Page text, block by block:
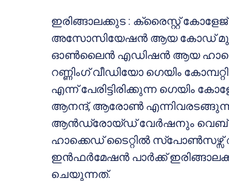
ഇരിങ്ങാലക്കുട : ക്രൈസ്റ്റ്
അസോസിയേഷൻ ആയ കോഡ്
ഓൺലൈൻ എഡിഷൻ ആയ
റണ്ണിംഗ് വീഡിയോ ഗെയിം
എന്ന് പേരിട്ടിരിക്കുന്ന ഗെയിം
ആനന്ദ്, ആരോൺ
ആൻഡ്രോയ്ഡ് വേർഷനും വെബ്
ഹാക്കെഡ് ടൈറ്റിൽ
ഇൻഫർമേഷൻ പാർക്ക്‌
ചെയുന്നത്.